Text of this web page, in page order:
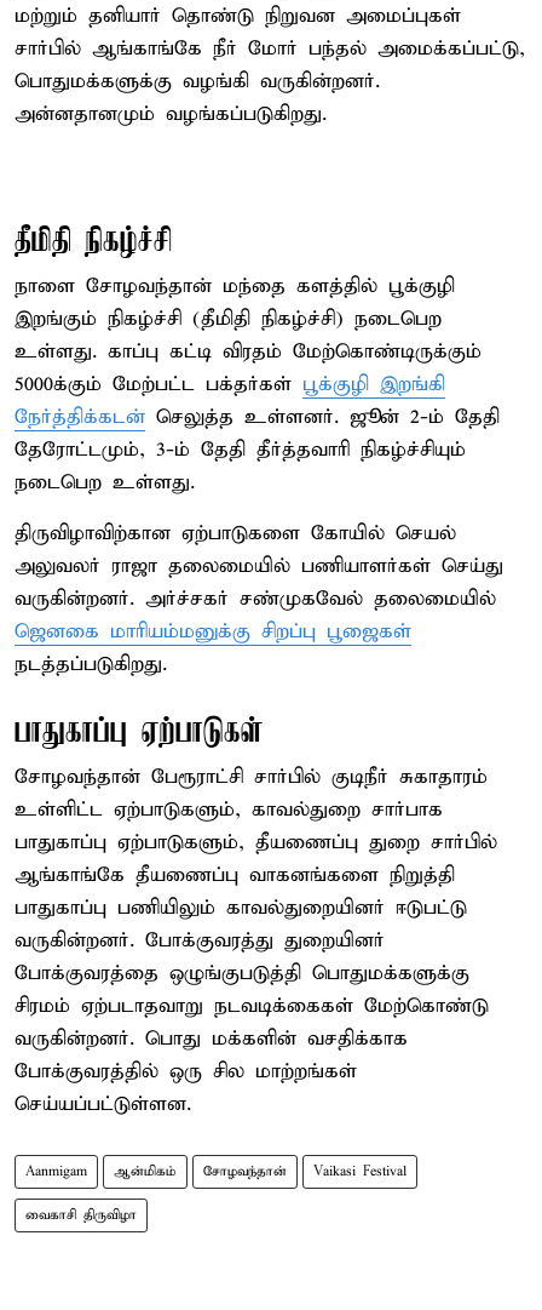
மற்றும் தனியார் தொண்டு நிறுவன அமைப்புகள்
சார்பில் ஆங்காங்கே நீர் மோர் பந்தல் அமைக்கப்பட்டு,
பொதுமக்களுக்கு வழங்கி வருகின்றனர்.
அன்னதானமும் வழங்கப்படுகிறது.
தீமிதி நிகழ்ச்சி
நாளை சோழவந்தான் மந்தை களத்தில் பூக்குழி
இறங்கும் நிகழ்ச்சி (தீமிதி நிகழ்ச்சி) நடைபெற
உள்ளது. காப்பு கட்டி விரதம் மேற்கொண்டிருக்கும்
5000க்கும் மேற்பட்ட பக்தர்கள் பூக்குழி இறங்கி
நேர்த்திக்கடன் செலுத்த உள்ளனர். ஜூன் 2-ம் தேதி
தேரோட்டமும், 3-ம் தேதி தீர்த்தவாரி நிகழ்ச்சியும்
நடைபெற உள்ளது.
திருவிழாவிற்கான ஏற்பாடுகளை கோயில் செயல்
அலுவலர் ராஜா தலைமையில் பணியாளர்கள் செய்து
வருகின்றனர். அர்ச்சகர் சண்முகவேல் தலைமையில்
ஜெனகை மாரியம்மனுக்கு சிறப்பு பூஜைகள்
நடத்தப்படுகிறது.
பாதுகாப்பு ஏற்பாடுகள்
சோழவந்தான் பேரூராட்சி சார்பில் குடிநீர் சுகாதாரம்
உள்ளிட்ட ஏற்பாடுகளும், காவல்துறை சார்பாக
பாதுகாப்பு ஏற்பாடுகளும், தீயணைப்பு துறை சார்பில்
ஆங்காங்கே தீயணைப்பு வாகனங்களை நிறுத்தி
பாதுகாப்பு பணியிலும் காவல்துறையினர் ஈடுபட்டு
வருகின்றனர். போக்குவரத்து துறையினர்
போக்குவரத்தை ஒழுங்குபடுத்தி பொதுமக்களுக்கு
சிரமம் ஏற்படாதவாறு நடவடிக்கைகள் மேற்கொண்டு
வருகின்றனர். பொது மக்களின் வசதிக்காக
போக்குவரத்தில் ஒரு சில மாற்றங்கள்
செய்யப்பட்டுள்ளன.
Aanmigam ஆன்மிகம் சோழவந்தான் Vaikasi Festival
வைகாசி திருவிழா